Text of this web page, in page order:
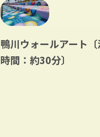
鴨川ウォールアート
時間：約30分〕